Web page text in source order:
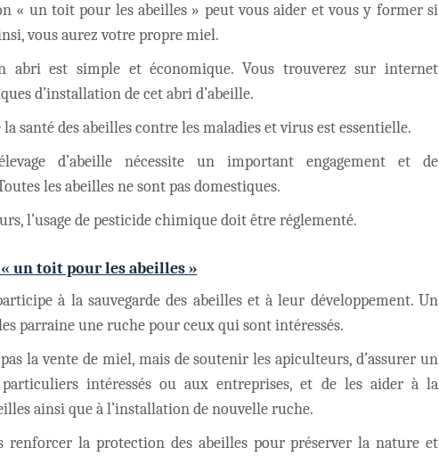
« un toit pour les abeilles » peut vous aider et vous y former si
vous aurez votre propre miel.
abri est simple et économique. Vous trouverez sur internet
d’installation de cet abri d’abeille.
santé des abeilles contre les maladies et virus est essentielle.
d’abeille nécessite un important engagement et de
les abeilles ne sont pas domestiques.
l’usage de pesticide chimique doit être réglementé.
« un toit pour les abeilles »
à la sauvegarde des abeilles et à leur développement. Un
parraine une ruche pour ceux qui sont intéressés.
la vente de miel, mais de soutenir les apiculteurs, d’assurer un
intéressés ou aux entreprises, et de les aider à la
ainsi que à l’installation de nouvelle ruche.
renforcer la protection des abeilles pour préserver la nature et